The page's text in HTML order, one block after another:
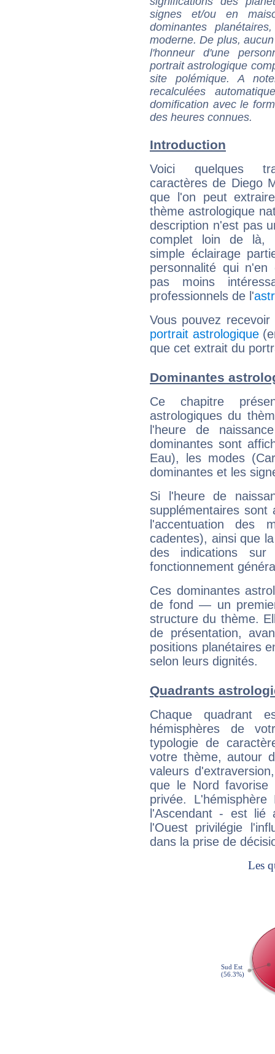
signes et/ou en
dominantes
moderne. De plus,
l'honneur d'une
portrait astrologique
site polémique. A
recalculées
domification avec le
des heures connues.
Introduction
Voici quelques
caractères de Diego
que l'on peut
thème astrologique
description n'est pas
complet loin de là,
simple éclairage
personnalité qui n'en
pas moins
professionnels de l'
Vous pouvez
portrait astrologique
que cet extrait du
Dominantes
Ce chapitre
astrologiques du
l'heure de
dominantes sont
Eau), les modes
dominantes et les
Si l'heure de
supplémentaires sont
l'accentuation des
cadentes), ainsi que
des indications sur
fonctionnement
Ces dominantes
de fond — un
structure du thème.
de présentation,
positions planétaires
selon leurs dignités.
Quadrants
Chaque quadrant
hémisphères de
typologie de
votre thème, autour
valeurs
que le Nord favorise
privée.
l'Ascendant - est
l'Ouest privilégie
dans la prise de